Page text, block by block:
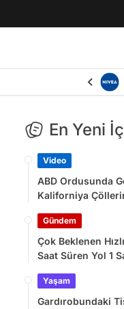
En Yeni
Video
ABD Ordusunda
Kaliforniya
Gündem
Çok Beklenen
Saat Süren Yol 1
Yaşam
Gardırobundaki